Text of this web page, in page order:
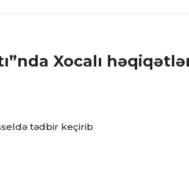
Xocalı
tədbir keçirib